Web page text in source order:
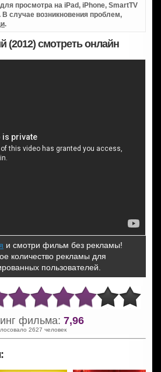
просмотра на iPad, iPhone, SmartTV
В случае возникновения проблем,
.
(2012) смотреть онлайн
и смотри фильм без рекламы!
количество рекламы для
пользователей.
фильма: 7,96
2627 человек